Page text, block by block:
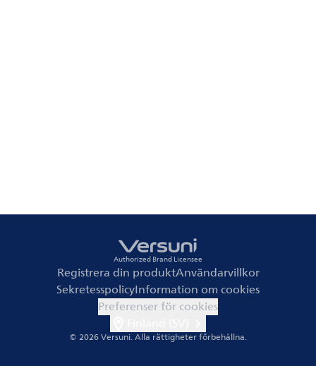
Authorized Brand Licensee
Registrera din produktAnvändarvillkor
SekretesspolicyInformation om cookies
Preferenser för cookies
© 2026 Versuni.Alla rättigheter förbehållna.